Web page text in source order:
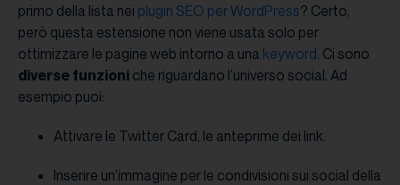
primo della lista nei plugin SEO per WordPress? Certo,
però questa estensione non viene usata solo per
ottimizzare le pagine web intorno a una keyword. Ci sono
diverse funzioni che riguardano l’universo social. Ad
esempio puoi:
Attivare le Twitter Card, le anteprime dei link.
Inserire un’immagine per le condivisioni sui social della